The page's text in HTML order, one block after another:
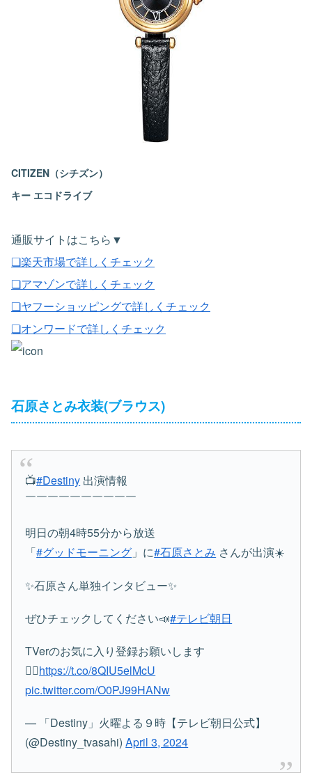
CITIZEN（シチズン）
キー エコドライブ
通販サイトはこちら▼
❏楽天市場で詳しくチェック
❏アマゾンで詳しくチェック
❏ヤフーショッピングで詳しくチェック
❏オンワードで詳しくチェック
石原さとみ衣装(ブラウス)
📺#Destiny 出演情報
￣￣￣￣￣￣￣￣￣￣
明日の朝4時55分から放送
「#グッドモーニング 」に#石原さとみ さんが出演☀️
✨石原さん単独インタビュー✨
ぜひチェックしてください📣#テレビ朝日
TVerのお気に入り登録お願いします
💁‍♂️https://t.co/8QIU5elMcU
pic.twitter.com/O0PJ99HANw
— 「Destiny」火曜よる９時【テレビ朝日公式】
(@Destiny_tvasahi)April 3, 2024